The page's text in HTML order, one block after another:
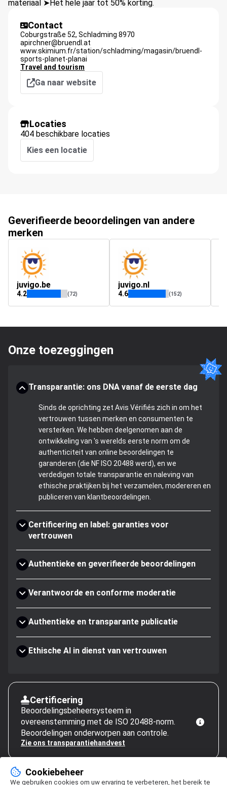
materiaal ➤Het hele jaar tot 50% korting.
Contact
Coburgstraße 52, Schladming 8970
apirchner@bruendl.at
www.skimium.fr/station/schladming/magasin/bruendl-
sports-planet-planai
Travel and tourism
Ga naar website
Locaties
404 beschikbare locaties
Kies een locatie
Geverifieerde beoordelingen van andere
merken
juvigo.be
4.2 (72)
juvigo.nl
4.6 (152)
Onze toezeggingen
Transparantie: ons DNA vanaf de eerste dag
Sinds de oprichting zet Avis Vérifiés zich in om het
vertrouwen tussen merken en consumenten te
versterken. We hebben deelgenomen aan de
ontwikkeling van 's werelds eerste norm om de
authenticiteit van online beoordelingen te
garanderen (die NF ISO 20488 werd), en we
verdedigen totale transparantie en naleving van
ethische praktijken bij het verzamelen, modereren en
publiceren van klantbeoordelingen.
Certificering en label: garanties voor
vertrouwen
Authentieke en geverifieerde beoordelingen
Verantwoorde en conforme moderatie
Authentieke en transparante publicatie
Ethische AI in dienst van vertrouwen
Certificering
Beoordelingsbeheersysteem in
overeenstemming met de ISO 20488-norm.
Beoordelingen onderworpen aan controle.
Zie ons transparantiehandvest
Cookiebeheer
We gebruiken cookies om uw ervaring te verbeteren, het bereik te